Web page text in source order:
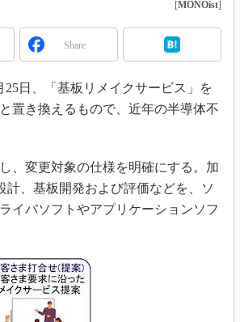
ト工場EXPO
WORLD
車載ソフト開発
ISO26262
無償設計ツール
3Dプリンタ
S＆OP
インダストリー4.0
イノベーション
メイドインジャパン
植物工場
知財マネジメント
[MONOist]
Share
日、「基板リメイクサービス」を
置き換えるもので、近年の半導体不
、変更対象の仕様を明確にする。加
計、基板開発および評価などを、ソ
イバソフトやアプリケーションソフ